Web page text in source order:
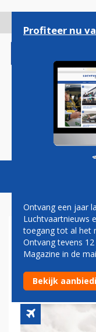
gaan
Magazine
AIRWAYS
Profiteer nu
Ontvang een jaar
Luchtvaartnieuws
toegang tot al het
Ontvang tevens
Magazine in de
Bekijk